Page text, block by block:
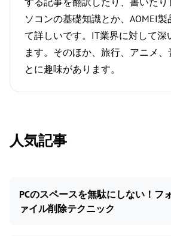
ソコンの基礎知識とか、AOMEI
て詳しいです。IT業界に対して深
ます。そのほか、旅行、アニメ、
とに趣味があります。
人気記事
PCのスペースを無駄にしない！フ
ァイル削除テクニック